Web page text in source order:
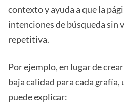
contexto y ayuda a que la
intenciones de búsqueda sin
repetitiva.
Por ejemplo, en lugar de
baja calidad para cada grafía,
puede explicar: